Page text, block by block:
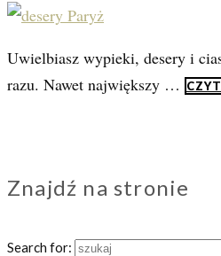
Uwielbiasz wypieki, desery i
razu. Nawet największy …
Znajdź na stronie
Search for: